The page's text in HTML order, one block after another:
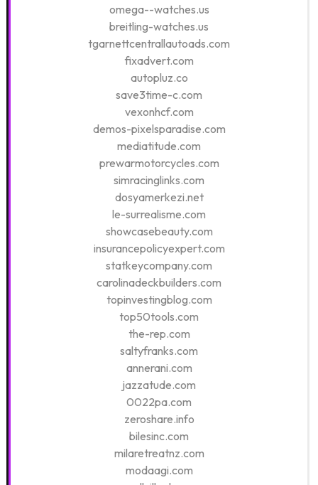
omega--watches.us
breitling-watches.us
tgarnettcentrallautoads.com
fixadvert.com
autopluz.co
save3time-c.com
vexonhcf.com
demos-pixelsparadise.com
mediatitude.com
prewarmotorcycles.com
simracinglinks.com
dosyamerkezi.net
le-surrealisme.com
showcasebeauty.com
insurancepolicyexpert.com
statkeycompany.com
carolinadeckbuilders.com
topinvestingblog.com
top50tools.com
the-rep.com
saltyfranks.com
annerani.com
jazzatude.com
0022pa.com
zeroshare.info
bilesinc.com
milaretreatnz.com
modaagi.com